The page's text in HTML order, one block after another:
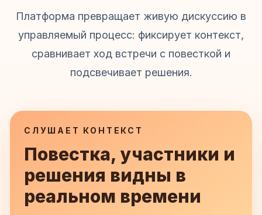
Платформа превращает живую дискуссию в
управляемый процесс: фиксирует контекст,
сравнивает ход встречи с повесткой и
подсвечивает решения.
СЛУШАЕТ КОНТЕКСТ
Повестка, участники и
решения видны в
реальном времени